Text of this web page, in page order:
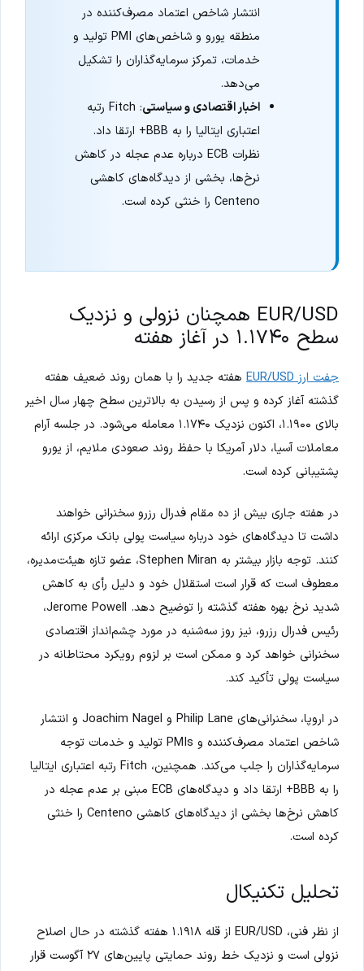
انتشار شاخص اعتماد مصرف‌کننده در
منطقه یورو و شاخص‌های PMI تولید و
خدمات، تمرکز سرمایه‌گذاران را تشکیل
می‌دهد.
اخبار اقتصادی و سیاستی
: Fitch رتبه
اعتباری ایتالیا را به BBB+ ارتقا داد.
نظرات ECB درباره عدم عجله در کاهش
نرخ‌ها، بخشی از دیدگاه‌های کاهشی
Centeno را خنثی کرده است.
EUR/USD همچنان نزولی و نزدیک
سطح ۱.۱۷۴۰ در آغاز هفته
جفت ارز EUR/USD
هفته جدید را با همان روند ضعیف هفته
گذشته آغاز کرده و پس از رسیدن به بالاترین سطح چهار سال اخیر
بالای ۱.۱۹۰۰، اکنون نزدیک ۱.۱۷۴۰ معامله می‌شود. در جلسه آرام
معاملات آسیا، دلار آمریکا با حفظ روند صعودی ملایم، از یورو
پشتیبانی کرده است.
در هفته جاری بیش از ده مقام فدرال رزرو سخنرانی خواهند
داشت تا دیدگاه‌های خود درباره سیاست پولی بانک مرکزی ارائه
کنند. توجه بازار بیشتر به Stephen Miran، عضو تازه هیئت‌مدیره،
معطوف است که قرار است استقلال خود و دلیل رأی به کاهش
شدید نرخ بهره هفته گذشته را توضیح دهد. Jerome Powell،
رئیس فدرال رزرو، نیز روز سه‌شنبه در مورد چشم‌انداز اقتصادی
سخنرانی خواهد کرد و ممکن است بر لزوم رویکرد محتاطانه در
سیاست پولی تأکید کند.
در اروپا، سخنرانی‌های Philip Lane و Joachim Nagel و انتشار
شاخص اعتماد مصرف‌کننده و PMIs تولید و خدمات توجه
سرمایه‌گذاران را جلب می‌کند. همچنین، Fitch رتبه اعتباری ایتالیا
را به BBB+ ارتقا داد و دیدگاه‌های ECB مبنی بر عدم عجله در
کاهش نرخ‌ها بخشی از دیدگاه‌های کاهشی Centeno را خنثی
کرده است.
تحلیل تکنیکال
از نظر فنی، EUR/USD از قله ۱.۱۹۱۸ هفته گذشته در حال اصلاح
نزولی است و نزدیک خط روند حمایتی پایین‌های ۲۷ آگوست قرار